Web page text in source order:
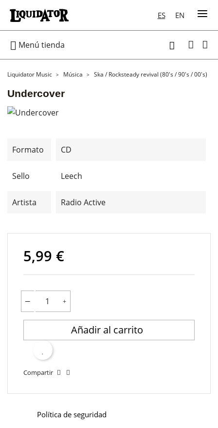
ES EN
 Menú tienda 
Liquidator Music Música Ska / Rocksteady revival (80's / 90's / 00's)
Undercover
Formato CD
Sello Leech
Artista Radio Active
5,99 €
Añadir al carrito
Compartir
Política de seguridad